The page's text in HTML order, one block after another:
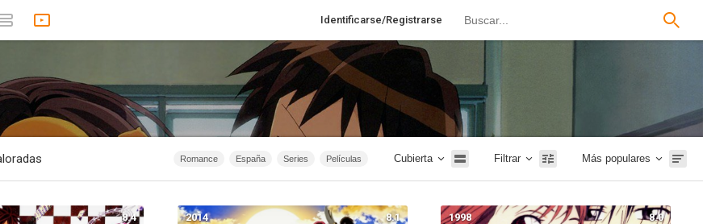
Identificarse/Registrarse
Películas
Series
España
Romance
Terror
Animación
Infantil
1874 - 2019
Rusia
1874 - 2015
Serie de TV
1967
Cubierta Filtrar Más populares
8.4 8.1
2014 8.0
1998